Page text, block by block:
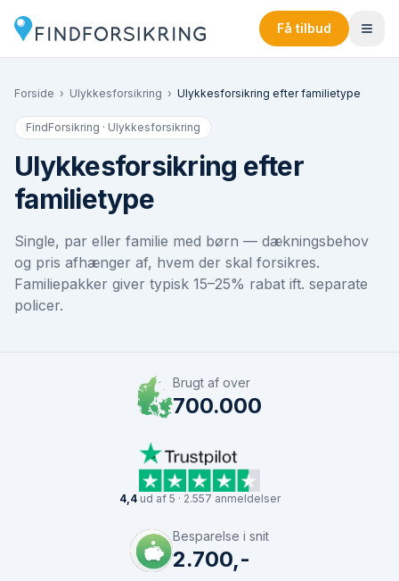
Få tilbud
Forside › Ulykkesforsikring › Ulykkesforsikring efter familietype
FindForsikring · Ulykkesforsikring
Ulykkesforsikring efter
familietype
Single, par eller familie med børn — dækningsbehov
og pris afhænger af, hvem der skal forsikres.
Familiepakker giver typisk 15–25% rabat ift. separate
policer.
Brugt af over
700.000
4,4ud af 5 · 2.557 anmeldelser
Besparelse i snit
2.700,-